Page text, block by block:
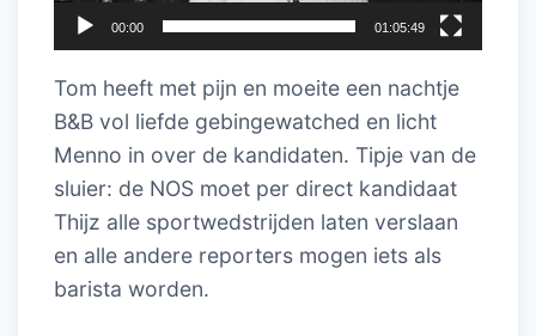
00:00 01:05:49
Tom heeft met pijn en moeite een nachtje
B&B vol liefde gebingewatched en licht
Menno in over de kandidaten. Tipje van de
sluier: de NOS moet per direct kandidaat
Thijz alle sportwedstrijden laten verslaan
en alle andere reporters mogen iets als
barista worden.